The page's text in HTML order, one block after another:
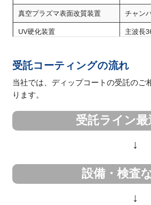
真空プラズマ表面改質装置 チャン
UV硬化装置 主波長
自然対流式乾燥装置 最高温
反射分光式膜厚計 / 透過率計 測定可
濡れ性評価装置 / 接触角計 研究用
最高加
複数台
連続測
受託コーティングの流れ
当社では、ディップコートの受託のご
ります。
受託ライン最
↓
設備・検査
↓